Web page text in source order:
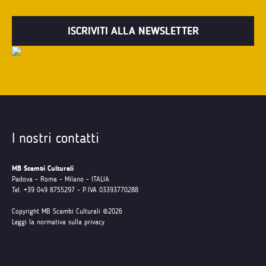
I nostri contatti
MB Scambi Culturali
Padova - Roma - Milano - ITALIA
Tel. +39 049 8755297 - P.IVA 03393770288
Copyright MB Scambi Culturali ©2026
Leggi la normativa sulla privacy